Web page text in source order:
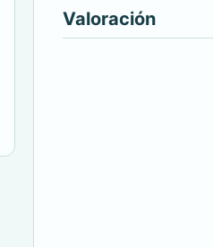
Valoración